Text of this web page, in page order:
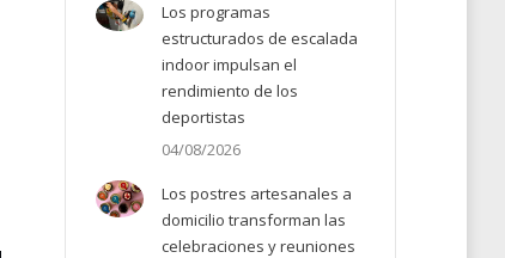
Los programas
estructurados de escalada
indoor impulsan el
rendimiento de los
deportistas
04/08/2026
Los postres artesanales a
domicilio transforman las
celebraciones y reuniones